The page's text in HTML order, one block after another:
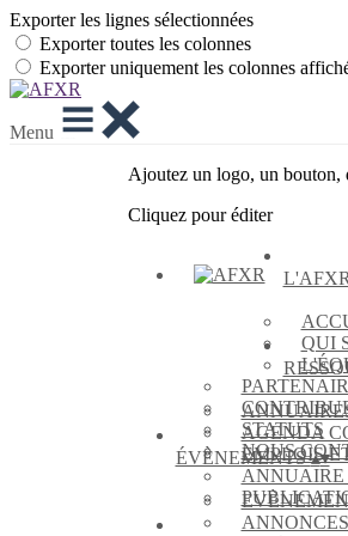
Exporter les lignes sélectionnées
Exporter toutes les colonnes
Exporter uniquement les colonnes
Menu
Ajoutez un logo, un bouton,
Cliquez pour éditer
L'AFXR
QUI
STATUTS
NOUS
AGENDA
EMPLOIS
ANNUAIRE
ÉVÈNEMENTS▴▾